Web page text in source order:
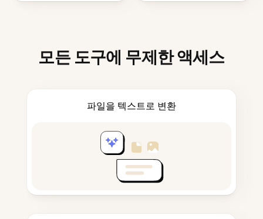
모든 도구에 무제한 액세스
파일을 텍스트로 변환